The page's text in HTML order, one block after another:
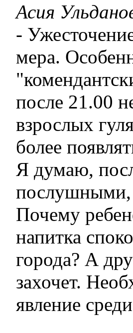
Асия
-
мера.
после 21.00
взрослых
более
Я думаю,
послушными,
Почему
напитка
города? А
захочет.
явление